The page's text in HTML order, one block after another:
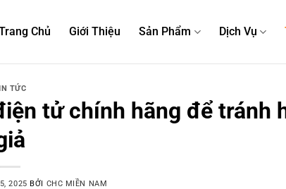
Chủ Giới Thiệu Sản Phẩm Dịch Vụ
TỨC
tử chính hãng để tránh
2025 BỞI CHC MIỀN NAM